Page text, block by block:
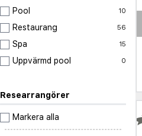
Pool 10
Restaurang 56
Spa 15
Uppvärmd pool 0
Researrangörer
Markera alla